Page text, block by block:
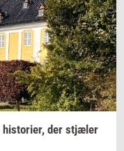
hi­sto­ri­er, der stjæ­ler